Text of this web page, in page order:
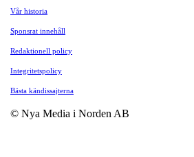
Vår historia
Sponsrat innehåll
Redaktionell policy
Integritetspolicy
Bästa kändissajterna
© Nya Media i Norden AB